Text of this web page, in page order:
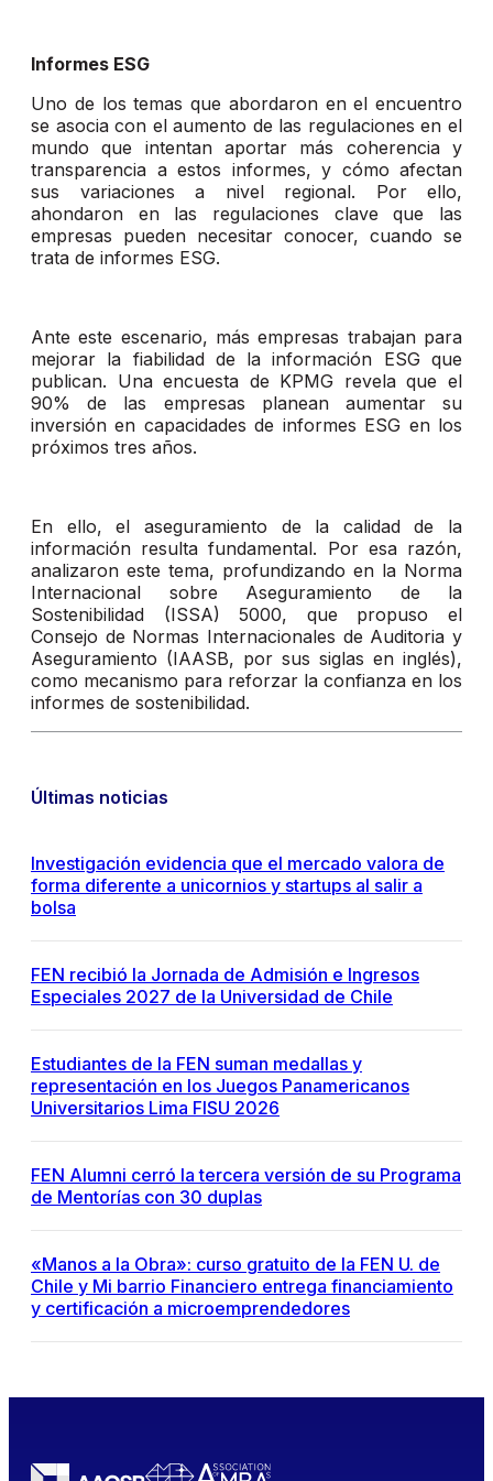
Informes ESG
Uno de los temas que abordaron en el encuentro
se asocia con el aumento de las regulaciones en el
mundo que intentan aportar más coherencia y
transparencia a estos informes, y cómo afectan
sus variaciones a nivel regional. Por ello,
ahondaron en las regulaciones clave que las
empresas pueden necesitar conocer, cuando se
trata de informes ESG.
Ante este escenario, más empresas trabajan para
mejorar la fiabilidad de la información ESG que
publican. Una encuesta de KPMG revela que el
90% de las empresas planean aumentar su
inversión en capacidades de informes ESG en los
próximos tres años.
En ello, el aseguramiento de la calidad de la
información resulta fundamental. Por esa razón,
analizaron este tema, profundizando en la Norma
Internacional sobre Aseguramiento de la
Sostenibilidad (ISSA) 5000, que propuso el
Consejo de Normas Internacionales de Auditoria y
Aseguramiento (IAASB, por sus siglas en inglés),
como mecanismo para reforzar la confianza en los
informes de sostenibilidad.
Últimas noticias
Investigación evidencia que el mercado valora de
forma diferente a unicornios y startups al salir a
bolsa
FEN recibió la Jornada de Admisión e Ingresos
Especiales 2027 de la Universidad de Chile
Estudiantes de la FEN suman medallas y
representación en los Juegos Panamericanos
Universitarios Lima FISU 2026
FEN Alumni cerró la tercera versión de su Programa
de Mentorías con 30 duplas
«Manos a la Obra»: curso gratuito de la FEN U. de
Chile y Mi barrio Financiero entrega financiamiento
y certificación a microemprendedores